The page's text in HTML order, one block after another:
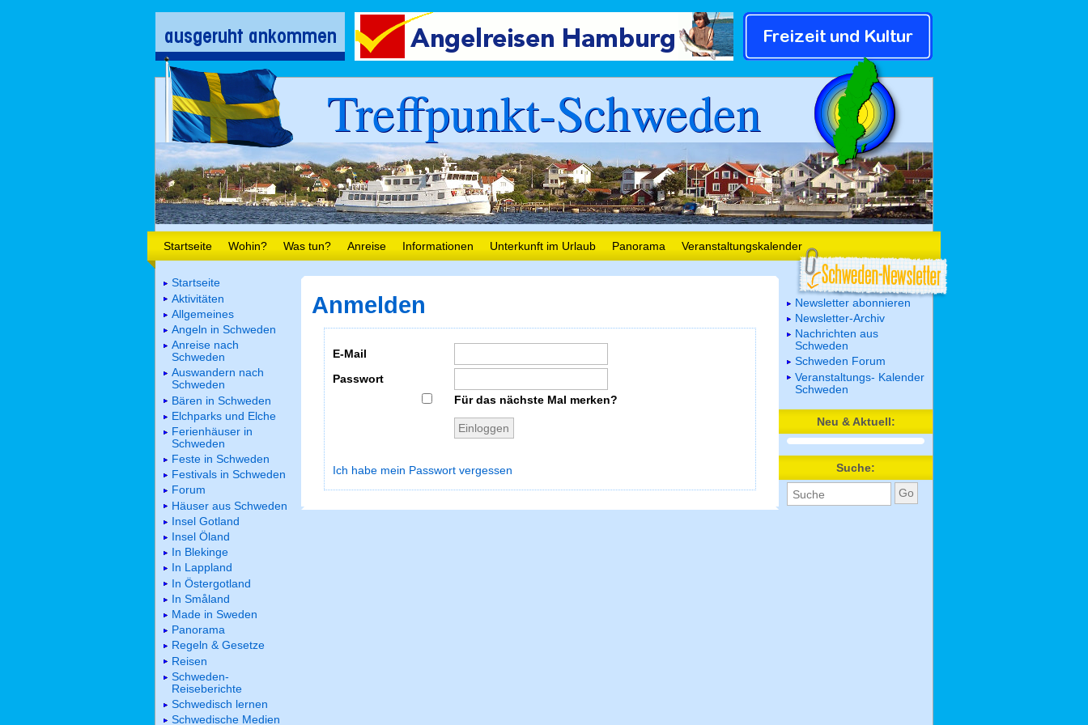
Treffpunkt-Schweden
Startseite Wohin? Was tun? Anreise Informationen Unterkunft im Urlaub Panorama Veranstaltungskalender
Anmelden
E-Mail
Passwort
Für das nächste Mal merken?
Ich habe mein Passwort vergessen
Startseite
Aktivitäten
Allgemeines
Angeln in Schweden
Anreise nach
Schweden
Auswandern nach
Schweden
Bären in Schweden
Elchparks und Elche
Ferienhäuser in
Schweden
Feste in Schweden
Festivals in Schweden
Forum
Häuser aus Schweden
Insel Gotland
Insel Öland
In Blekinge
In Lappland
In Östergotland
In Småland
Made in Sweden
Panorama
Regeln & Gesetze
Reisen
Schweden-
Reiseberichte
Schwedisch lernen
Schwedische Medien
Newsletter abonnieren
Newsletter-Archiv
Nachrichten aus
Schweden
Schweden Forum
Veranstaltungs- Kalender
Schweden
Neu & Aktuell:
Suche: